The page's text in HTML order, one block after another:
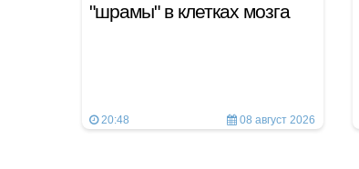
"шрамы" в клетках мозга
20:48 08 август 2026